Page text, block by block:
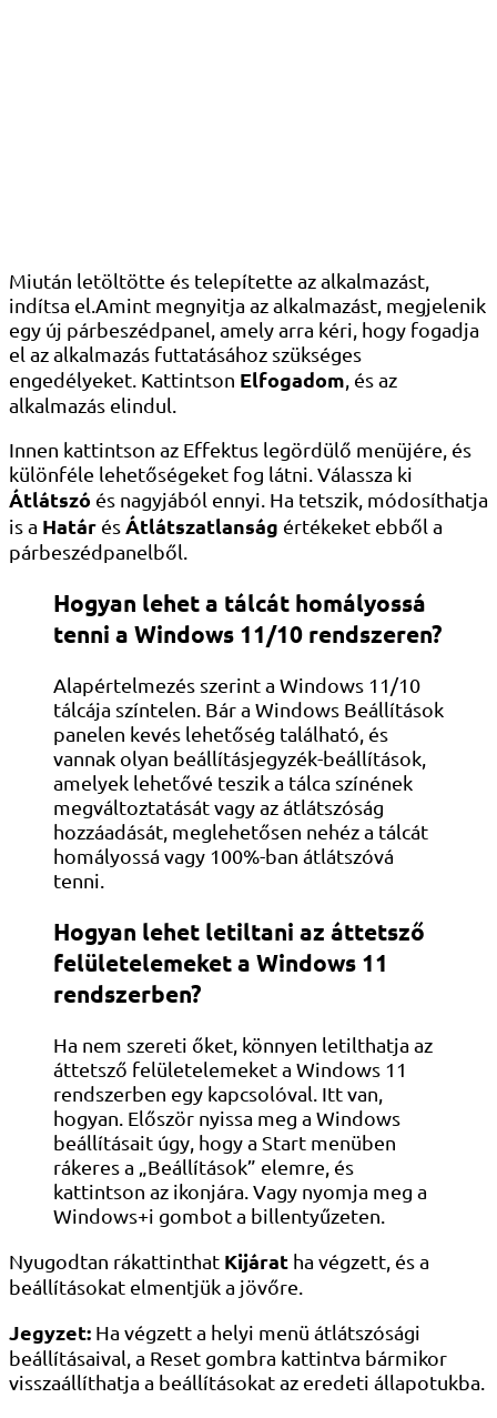
Miután letöltötte és telepítette az alkalmazást,
indítsa el.Amint megnyitja az alkalmazást, megjelenik
egy új párbeszédpanel, amely arra kéri, hogy fogadja
el az alkalmazás futtatásához szükséges
engedélyeket. Kattintson Elfogadom, és az
alkalmazás elindul.
Innen kattintson az Effektus legördülő menüjére, és
különféle lehetőségeket fog látni. Válassza ki
Átlátszó és nagyjából ennyi. Ha tetszik, módosíthatja
is a Határ ésÁtlátszatlanság értékeket ebből a
párbeszédpanelből.
Hogyan lehet a tálcát homályossá
tenni a Windows 11/10 rendszeren?
Alapértelmezés szerint a Windows 11/10
tálcája színtelen. Bár a Windows Beállítások
panelen kevés lehetőség található, és
vannak olyan beállításjegyzék-beállítások,
amelyek lehetővé teszik a tálca színének
megváltoztatását vagy az átlátszóság
hozzáadását, meglehetősen nehéz a tálcát
homályossá vagy 100%-ban átlátszóvá
tenni.
Hogyan lehet letiltani az áttetsző
felületelemeket a Windows 11
rendszerben?
Ha nem szereti őket, könnyen letilthatja az
áttetsző felületelemeket a Windows 11
rendszerben egy kapcsolóval. Itt van,
hogyan. Először nyissa meg a Windows
beállításait úgy, hogy a Start menüben
rákeres a „Beállítások” elemre, és
kattintson az ikonjára. Vagy nyomja meg a
Windows+i gombot a billentyűzeten.
Nyugodtan rákattinthat Kijárat ha végzett, és a
beállításokat elmentjük a jövőre.
Jegyzet: Ha végzett a helyi menü átlátszósági
beállításaival, a Reset gombra kattintva bármikor
visszaállíthatja a beállításokat az eredeti állapotukba.